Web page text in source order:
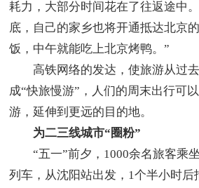
耗力，大部分时间花在了往返途中
底，自己的家乡也将开通抵达北京
饭，中午就能吃上北京烤鸭。”
高铁网络的发达，使旅游从过去
成“快旅慢游”，人们的周末出行可
游，延伸到更远的目的地。
为二三线城市“圈粉”
“五一”前夕，1000余名旅客乘
列车，从沈阳站出发，1个半小时后